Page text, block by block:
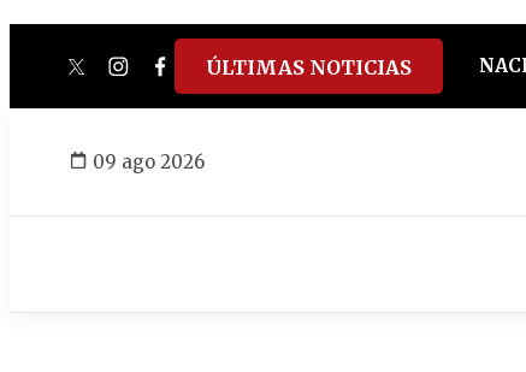
twitterinstagram
facebook
tiktokyoutube
spotify
ÚLTIMAS NOTICIAS
09 ago 2026